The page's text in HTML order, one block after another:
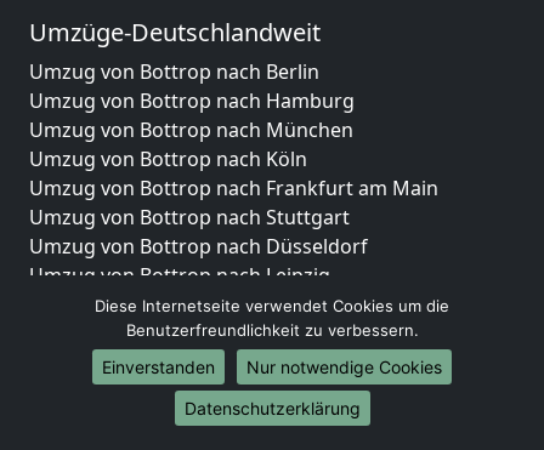
Umzüge-Deutschlandweit
Umzug von Bottrop nach Berlin
Umzug von Bottrop nach Hamburg
Umzug von Bottrop nach München
Umzug von Bottrop nach Köln
Umzug von Bottrop nach Frankfurt am Main
Umzug von Bottrop nach Stuttgart
Umzug von Bottrop nach Düsseldorf
Umzug von Bottrop nach Leipzig
Umzug von Bottrop nach Dortmund
Umzug von Bottrop nach Essen
Umzug von Bottrop nach Bremen
Umzug von Bottrop nach Dresden
Umzug von Bottrop nach Hannover
Diese Internetseite verwendet Cookies um die
Benutzerfreundlichkeit zu verbessern.
Einverstanden
Nur notwendige Cookies
Datenschutzerklärung